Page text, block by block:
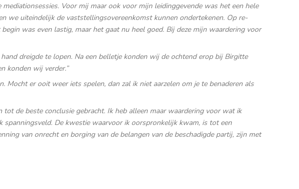
Voor mij maar ook voor mijn leidinggevende was het een hele
we uiteindelijk de vaststellingsovereenkomst kunnen ondertekenen. Op re-
was even lastig, maar het gaat nu heel goed. Bij deze mijn waardering voor
dreigde te lopen. Na een belletje konden wij de ochtend erop bij Birgitte
konden wij verder.”
Mocht er ooit weer iets spelen, dan zal ik niet aarzelen om je te benaderen als
de beste conclusie gebracht. Ik heb alleen maar waardering voor wat ik
spanningsveld. De kwestie waarvoor ik oorspronkelijk kwam, is tot een
van onrecht en borging van de belangen van de beschadigde partij, zijn met